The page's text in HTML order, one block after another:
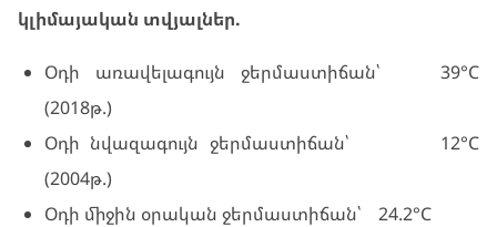
կլիմայական տվյալներ.
Օդի առավելագույն ջերմաստիճան՝ 39°C
(2018թ.)
Օդի նվազագույն ջերմաստիճան՝ 12°C
(2004թ.)
Օդի միջին օրական ջերմաստիճան՝ 24.2°C